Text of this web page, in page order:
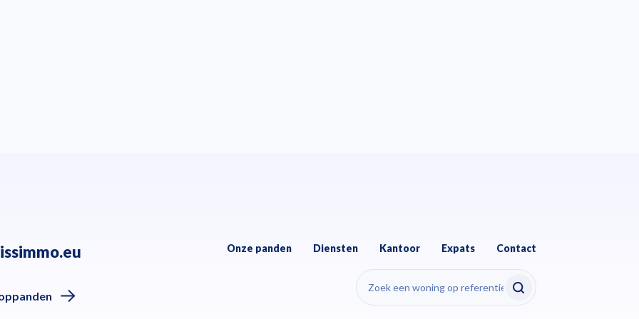
Onze panden Diensten Kantoor Expats Contact